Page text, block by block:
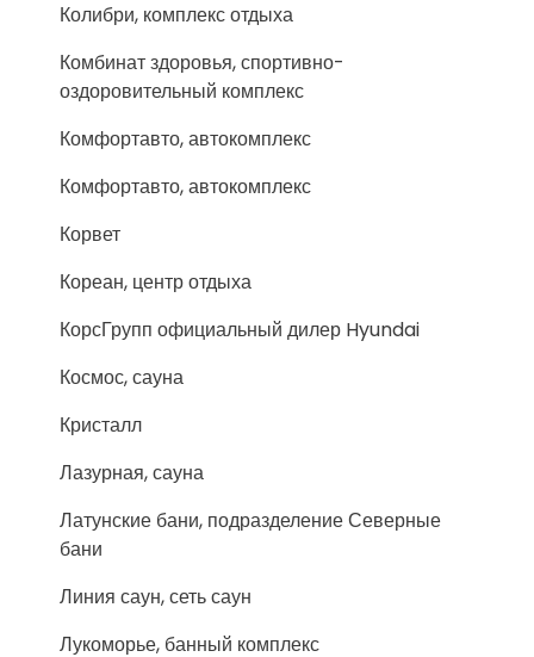
Колибри, комплекс отдыха
Комбинат здоровья, спортивно-
оздоровительный комплекс
Комфортавто, автокомплекс
Комфортавто, автокомплекс
Корвет
Кореан, центр отдыха
КорсГрупп официальный дилер Hyundai
Космос, сауна
Кристалл
Лазурная, сауна
Латунские бани, подразделение Северные
бани
Линия саун, сеть саун
Лукоморье, банный комплекс